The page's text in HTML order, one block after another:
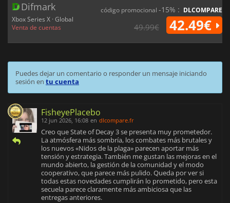
Difmark
Xbox Series X · Global
Venta de cuentas
código promocional -15% : DLCOMPARE
49.99€ 42.49€
Puedes dejar un comentario o responder un mensaje iniciando
sesión en tu cuenta
FisheyePlacebo
12 jun 2026, 16:08 en dlcompare.fr
Creo que State of Decay 3 se presenta muy prometedor.
La atmósfera más sombría, los combates más brutales y
los nuevos «Nidos de la plaga» parecen aportar más
tensión y estrategia. También me gustan las mejoras en el
mundo abierto, la gestión de la comunidad y el modo
cooperativo, que parece más pulido. Queda por ver si
todas estas novedades cumplirán lo prometido, pero esta
secuela parece claramente más ambiciosa que las
entregas anteriores.